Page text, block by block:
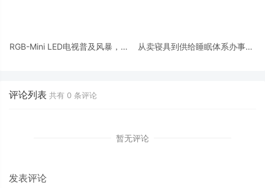
RGB-Mini LED电视普及风暴，海
从卖寝具到供给睡眠体系办事：
评论列表 共有 0 条评论
暂无评论
发表评论